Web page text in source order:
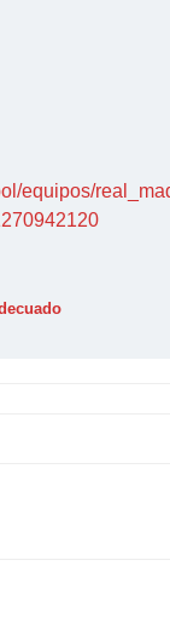
equipos/